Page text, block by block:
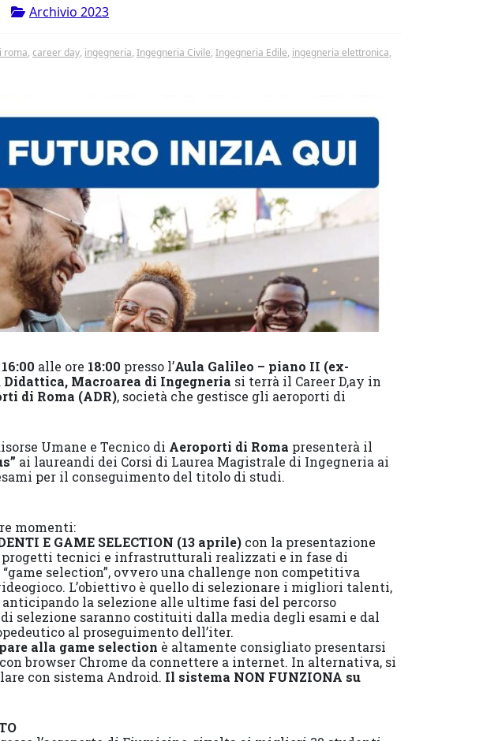
Archivio 2023
roma, career day, ingegneria, Ingegneria Civile, Ingegneria Edile, ingegneria elettronica,
16:00 alle ore 18:00 presso l’Aula Galileo – piano II (ex-
Didattica, Macroarea di Ingegneria si terrà il Career D,ay in
di Roma (ADR), società che gestisce gli aeroporti di
Umane e Tecnico di Aeroporti di Roma presenterà il
ai laureandi dei Corsi di Laurea Magistrale di Ingegneria ai
per il conseguimento del titolo di studi.
momenti:
E GAME SELECTION (13 aprile) con la presentazione
progetti tecnici e infrastrutturali realizzati e in fase di
selection”, ovvero una challenge non competitiva
L’obiettivo è quello di selezionare i migliori talenti,
la selezione alle ultime fasi del percorso
saranno costituiti dalla media degli esami e dal
al proseguimento dell’iter.
alla game selection è altamente consigliato presentarsi
browser Chrome da connettere a internet. In alternativa, si
con sistema Android. Il sistema NON FUNZIONA su